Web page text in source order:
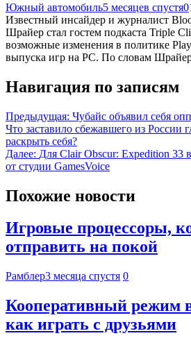
Южный автомобиль5 месяцев спустя0
Известный инсайдер и журналист
Шрайер стал гостем подкаста Triple
возможные изменения в политике
выпуска игр на PC. По словам
Навигация по записям
Предыдущая: Чубайс объявил себя
Что заставило сбежавшего из России
раскрыть себя?
Далее: Для Clair Obscur: Expedition 33
от студии GamesVoice
Похожие новости
Игровые процессоры,
отправить на покой
Рамблер3 месяца спустя 0
Кооперативный режим
как играть с друзьями